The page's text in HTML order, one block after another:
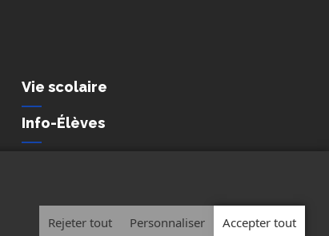
Vie scolaire
Info-Élèves
Rejeter tout Personnaliser Accepter tout